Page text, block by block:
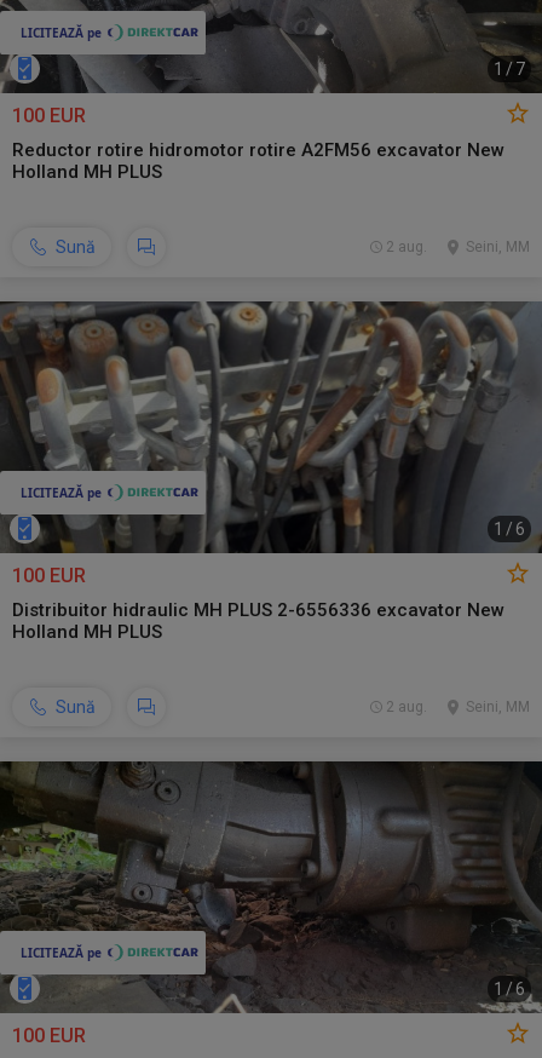
1 /7
100 EUR
Reductor rotire hidromotor rotire A2FM56 excavator New
Holland MH PLUS
Sună Seini, MM
2 aug.
1 / 6
100 EUR
Distribuitor hidraulic MH PLUS 2-6556336 excavator New
Holland MH PLUS
Sună Seini, MM
2 aug.
1 /6
100 EUR